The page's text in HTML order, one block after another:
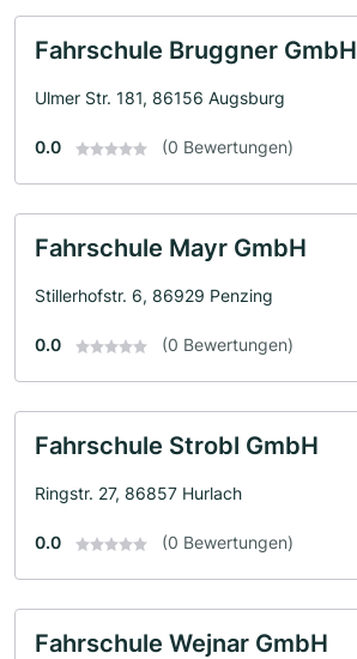
Fahrschule Bruggner GmbH
Ulmer Str. 181, 86156 Augsburg
0.0 (0 Bewertungen)
Fahrschule Mayr GmbH
Stillerhofstr. 6, 86929 Penzing
0.0 (0 Bewertungen)
Fahrschule Strobl GmbH
Ringstr. 27, 86857 Hurlach
0.0 (0 Bewertungen)
Fahrschule Wejnar GmbH